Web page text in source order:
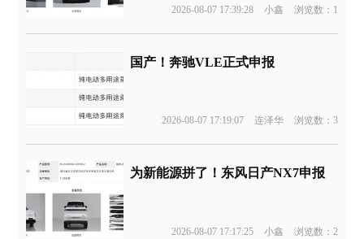
2026-08-07 17:39:28 小鑫 浏览数：1
国产！奔驰VLE正式申报
2026-08-07 17:19:07 连泽华 浏览数：3
为新能源拼了！东风日产NX7申报
2026-08-07 17:17:25 小鑫 浏览数：2